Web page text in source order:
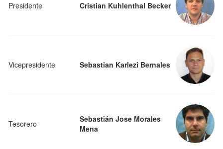
Presidente Cristian Kuhlenthal Becker
Vicepresidente Sebastian Karlezi Bernales
Tesorero
Sebastián Jose Morales
Mena